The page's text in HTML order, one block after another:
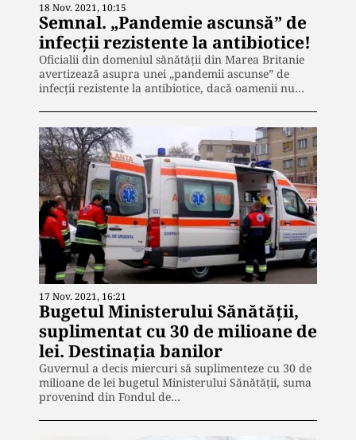
18 Nov. 2021, 10:15
Semnal. „Pandemie ascunsă” de
infecții rezistente la antibiotice!
Oficialii din domeniul sănătății din Marea Britanie
avertizează asupra unei „pandemii ascunse” de
infecții rezistente la antibiotice, dacă oamenii nu…
17 Nov. 2021, 16:21
Bugetul Ministerului Sănătății,
suplimentat cu 30 de milioane de
lei. Destinația banilor
Guvernul a decis miercuri să suplimenteze cu 30 de
milioane de lei bugetul Ministerului Sănătăţii, suma
provenind din Fondul de…